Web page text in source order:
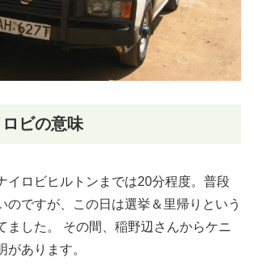
ビの意味
イロビヒルトンまでは20分程度。普段
のですが、この日は選挙＆里帰りという
ました。 その間、稲野辺さんからケニ
があります。